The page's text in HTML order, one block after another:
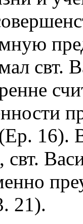
свт.
16).
21).